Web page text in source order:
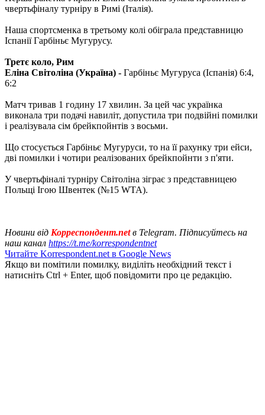
чвертьфіналу турніру в Римі (Італія).
Наша спортсменка в третьому колі обіграла представницю
Іспанії Гарбіньє Мугурусу.
Третє коло, Рим
Еліна Світоліна (Україна) - Гарбіньє Мугуруса (Іспанія) 6:4,
6:2
Матч тривав 1 годину 17 хвилин. За цей час українка
виконала три подачі навиліт, допустила три подвійні помилки
і реалізувала сім брейкпойнтів з восьми.
Що стосується Гарбіньє Мугуруси, то на її рахунку три ейси,
дві помилки і чотири реалізованих брейкпойнти з п'яти.
У чвертьфіналі турніру Світоліна зіграє з представницею
Польщі Ігою Швентек (№15 WTA).
Новини від Корреспондент.netв Telegram. Підписуйтесь на
наш канал https://t.me/korrespondentnet
Читайте Korrespondent.net в Google News
Якщо ви помітили помилку, виділіть необхідний текст і
натисніть Ctrl + Enter, щоб повідомити про це редакцію.